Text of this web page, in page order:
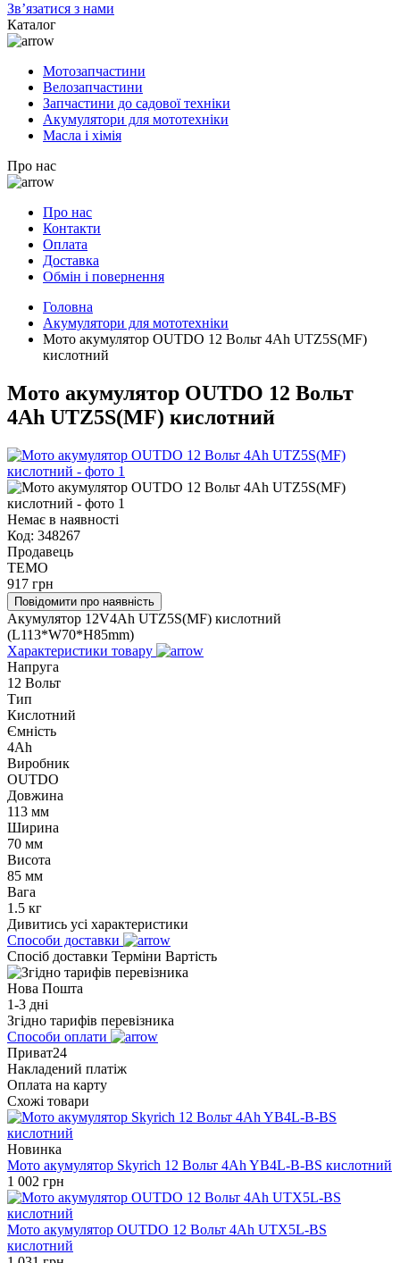
Зв’язатися з нами
Каталог
Мотозапчастини
Велозапчастини
Запчастини до садової техніки
Акумулятори для мототехніки
Масла і хімія
Про нас
Про нас
Контакти
Оплата
Доставка
Обмін і повернення
Головна
Акумулятори для мототехніки
Мото акумулятор OUTDO 12 Вольт 4Ah UTZ5S(MF)
кислотний
Мото акумулятор OUTDO 12 Вольт
4Ah UTZ5S(MF) кислотний
Немає в наявності
Код: 348267
Продавець
TEMO
917 грн
Повідомити про наявність
Акумулятор 12V4Ah UTZ5S(MF) кислотний
(L113*W70*H85mm)
Характеристики товару
Напруга
12 Вольт
Тип
Кислотний
Ємність
4Ah
Виробник
OUTDO
Довжина
113 мм
Ширина
70 мм
Висота
85 мм
Вага
1.5 кг
Дивитись усі характеристики
Способи доставки
Спосіб доставки Терміни Вартість
Нова Пошта
1-3 дні
Згідно тарифів перевізника
Способи оплати
Приват24
Накладений платіж
Оплата на карту
Схожі товари
Новинка
Мото акумулятор Skyrich 12 Вольт 4Ah YB4L-B-BS кислотний
1 002 грн
Мото акумулятор OUTDO 12 Вольт 4Ah UTX5L-BS
кислотний